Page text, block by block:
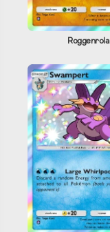
Roggenrola